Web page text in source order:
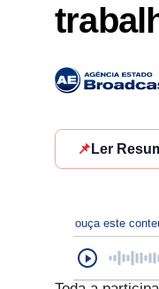
📌 Ler
ouça este